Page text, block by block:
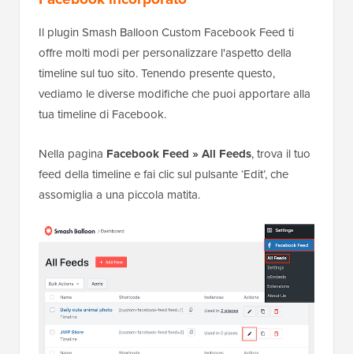
Il plugin Smash Balloon Custom Facebook Feed ti
offre molti modi per personalizzare l'aspetto della
timeline sul tuo sito. Tenendo presente questo,
vediamo le diverse modifiche che puoi apportare alla
tua timeline di Facebook.
Nella pagina Facebook Feed » All Feeds, trova il tuo
feed della timeline e fai clic sul pulsante ‘Edit’, che
assomiglia a una piccola matita.